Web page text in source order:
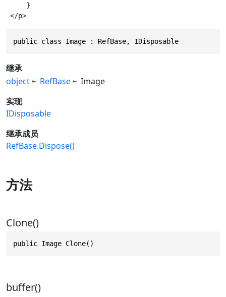
     }
public class Image : RefBase, IDisposable
继承
object
RefBase
Image
实现
IDisposable
继承成员
RefBase.Dispose()
方法
Clone()
public Image Clone()
buffer()